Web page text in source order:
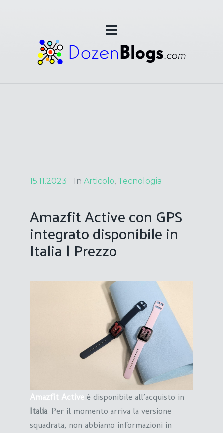
15.11.2023 In Articolo, Tecnologia
Amazfit Active con GPS
integrato disponibile in
Italia | Prezzo
Amazfit Active è disponibile all’acquisto in
Italia. Per il momento arriva la versione
squadrata, non abbiamo informazioni in